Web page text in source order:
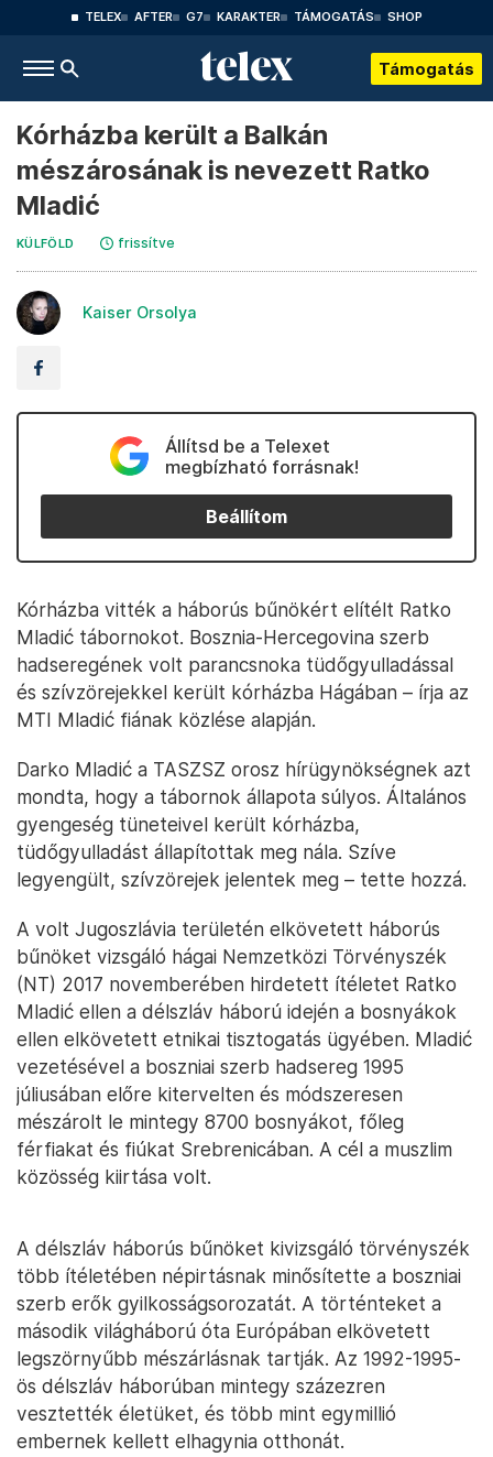
TELEX AFTER G7 KARAKTER TÁMOGATÁS SHOP
Támogatás
Kórházba került a Balkán
mészárosának is nevezett Ratko
Mladić
KÜLFÖLD frissítve
Kaiser Orsolya
Állítsd be a Telexet
megbízható forrásnak!
Beállítom
Kórházba vitték a háborús bűnökért elítélt Ratko
Mladić tábornokot. Bosznia-Hercegovina szerb
hadseregének volt parancsnoka tüdőgyulladással
és szívzörejekkel került kórházba Hágában – írja az
MTI Mladić fiának közlése alapján.
Darko Mladić a TASZSZ orosz hírügynökségnek azt
mondta, hogy a tábornok állapota súlyos. Általános
gyengeség tüneteivel került kórházba,
tüdőgyulladást állapítottak meg nála. Szíve
legyengült, szívzörejek jelentek meg – tette hozzá.
A volt Jugoszlávia területén elkövetett háborús
bűnöket vizsgáló hágai Nemzetközi Törvényszék
(NT) 2017 novemberében hirdetett ítéletet Ratko
Mladić ellen a délszláv háború idején a bosnyákok
ellen elkövetett etnikai tisztogatás ügyében. Mladić
vezetésével a boszniai szerb hadsereg 1995
júliusában előre kitervelten és módszeresen
mészárolt le mintegy 8700 bosnyákot, főleg
férfiakat és fiúkat Srebrenicában. A cél a muszlim
közösség kiirtása volt.
A délszláv háborús bűnöket kivizsgáló törvényszék
több ítéletében népirtásnak minősítette a boszniai
szerb erők gyilkosságsorozatát. A történteket a
második világháború óta Európában elkövetett
legszörnyűbb mészárlásnak tartják. Az 1992-1995-
ös délszláv háborúban mintegy százezren
vesztették életüket, és több mint egymillió
embernek kellett elhagynia otthonát.